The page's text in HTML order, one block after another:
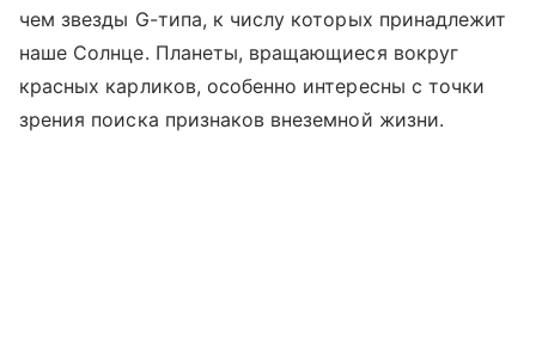
чем звезды G-типа, к числу которых принадлежит
наше Солнце. Планеты, вращающиеся вокруг
красных карликов, особенно интересны с точки
зрения поиска признаков внеземной жизни.